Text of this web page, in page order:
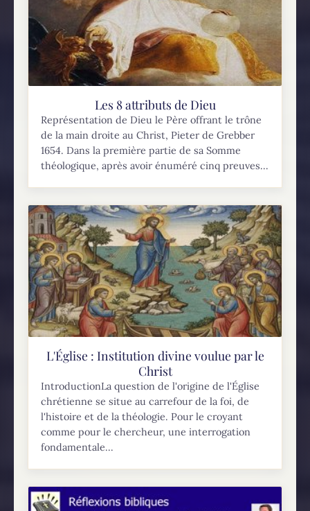
Les 8 attributs de Dieu
Représentation de Dieu le Père offrant le trône
de la main droite au Christ, Pieter de Grebber
1654. Dans la première partie de sa Somme
théologique, après avoir énuméré cinq preuves...
L'Église : Institution divine voulue par le
Christ
IntroductionLa question de l'origine de l'Église
chrétienne se situe au carrefour de la foi, de
l'histoire et de la théologie. Pour le croyant
comme pour le chercheur, une interrogation
fondamentale...